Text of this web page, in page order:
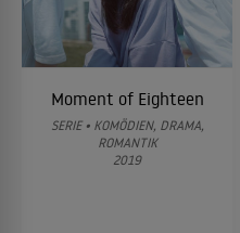
Moment of Eighteen
SERIE • KOMÖDIEN, DRAMA,
ROMANTIK
2019